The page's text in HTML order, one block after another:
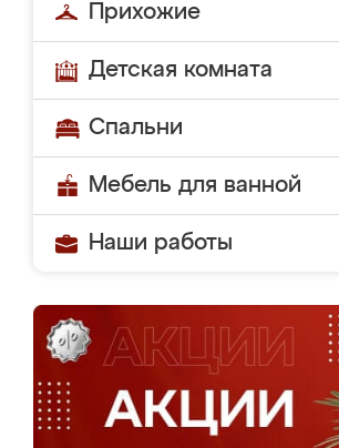
Прихожие
Детская комната
Спальни
Мебель для ванной
Наши работы